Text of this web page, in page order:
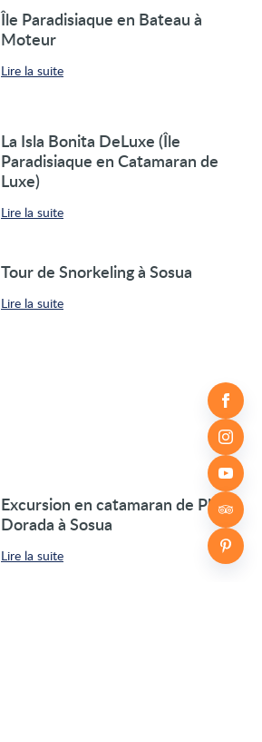
Île Paradisiaque en Bateau à
Moteur
Lire la suite
La Isla Bonita DeLuxe (Île
Paradisiaque en Catamaran de
Luxe)
Lire la suite
Tour de Snorkeling à Sosua
Lire la suite
Excursion en catamaran de Playa
Dorada à Sosua
Lire la suite